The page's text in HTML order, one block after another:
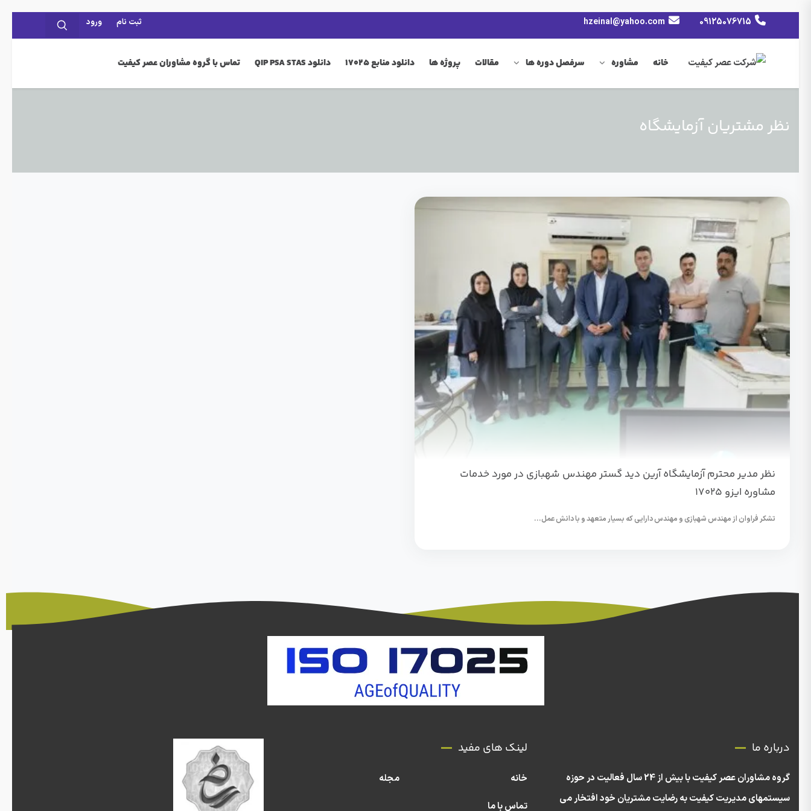
09125076715
hzeinal@yahoo.com ثبت نام ورود
خانه مشاوره سرفصل دوره ها مقالات پروژه ها دانلود منابع 17025 دانلود QIP PSA STAS تماس با گروه مشاوران عصر کیفیت
نظر مشتریان آزمایشگاه
نظر مدیر محترم آزمایشگاه آرین دید گستر مهندس شهبازی در مورد خدمات
مشاوره ایزو 17025
تشکر فراوان از مهندس شهبازی و مهندس دارایی که بسیار متعهد و با دانش عمل...
درباره ما
گروه مشاوران عصر کیفیت با بیش از 24 سال فعالیت در حوزه
سیستمهای مدیریت کیفیت به رضایت مشتریان خود افتخار می
لینک های مفید
خانه
مجله
تماس با ما